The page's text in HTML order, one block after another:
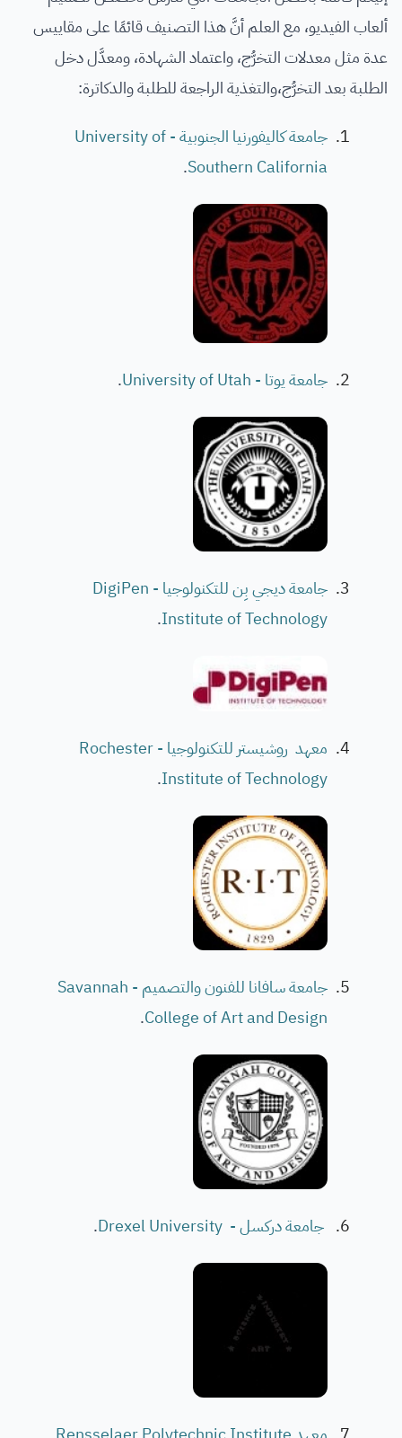
ألعاب الفيديو، مع العلم أنَّ هذا التصنيف قائمًا على مقاييس
عدة مثل معدلات التخرُّج، واعتماد الشهادة، ومعدَّل دخل
الطلبة بعد التخرُّج،والتغذية الراجعة للطلبة والدكاترة:
جامعة كاليفورنيا الجنوبية - University of
Southern California
.
جامعة يوتا - University of Utah .
جامعة ديجي بِن للتكنولوجيا - DigiPen
Institute of Technology
.
معهد روشيستر للتكنولوجيا - Rochester
Institute of Technology
.
جامعة سافانا للفنون والتصميم - Savannah
College of Art and Design
.
جامعة دركسل - Drexel University .